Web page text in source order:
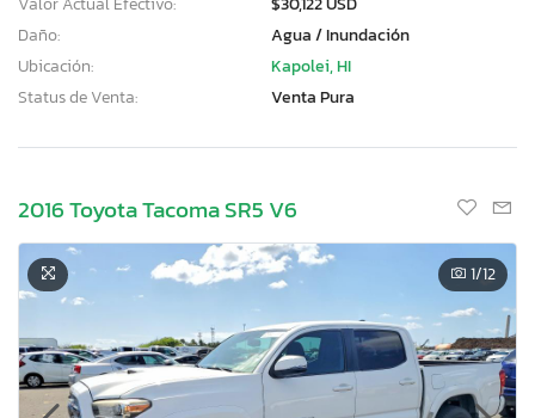
Daño:
Agua / Inundación
Ubicación:
Kapolei, HI
Status de Venta:
Venta Pura
2016 Toyota Tacoma SR5 V6
1/12